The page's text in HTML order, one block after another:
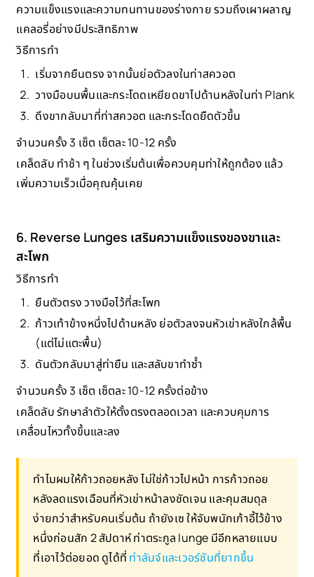
ความแข็งแรงและความทนทานของร่างกาย รวมถึงเผาผลาญ
แคลอรี่อย่างมีประสิทธิภาพ
วิธีการทำ
เริ่มจากยืนตรง จากนั้นย่อตัวลงในท่าสควอต
วางมือบนพื้นและกระโดดเหยียดขาไปด้านหลังในท่า Plank
ดึงขากลับมาที่ท่าสควอต และกระโดดยืดตัวขึ้น
จำนวนครั้ง 3 เซ็ต เซ็ตละ 10-12 ครั้ง
เคล็ดลับ ทำช้า ๆ ในช่วงเริ่มต้นเพื่อควบคุมท่าให้ถูกต้อง แล้ว
เพิ่มความเร็วเมื่อคุณคุ้นเคย
6. Reverse Lunges เสริมความแข็งแรงของขาและ
สะโพก
วิธีการทำ
ยืนตัวตรง วางมือไว้ที่สะโพก
ก้าวเท้าข้างหนึ่งไปด้านหลัง ย่อตัวลงจนหัวเข่าหลังใกล้พื้น
(แต่ไม่แตะพื้น)
ดันตัวกลับมาสู่ท่ายืน และสลับขาทำซ้ำ
จำนวนครั้ง 3 เซ็ต เซ็ตละ 10-12 ครั้งต่อข้าง
เคล็ดลับ รักษาลำตัวให้ตั้งตรงตลอดเวลา และควบคุมการ
เคลื่อนไหวทั้งขึ้นและลง
ทำไมผมให้ก้าวถอยหลัง ไม่ใช่ก้าวไปหน้า การก้าวถอย
หลังลดแรงเฉือนที่หัวเข่าหน้าลงชัดเจน และคุมสมดุล
ง่ายกว่าสำหรับคนเริ่มต้น ถ้ายังเซ ให้จับพนักเก้าอี้ไว้ข้าง
หนึ่งก่อนสัก 2 สัปดาห์ ท่าตระกูล lunge มีอีกหลายแบบ
ที่เอาไว้ต่อยอด ดูได้ที่ ท่าลันจ์และเวอร์ชันที่ยากขึ้น